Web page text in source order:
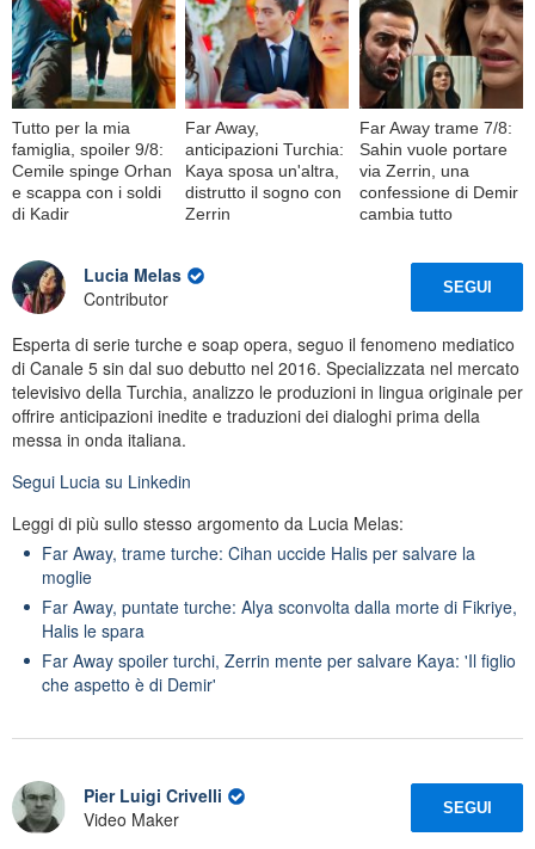
Tutto per la mia
famiglia, spoiler 9/8:
Cemile spinge Orhan
e scappa con i soldi
di Kadir
Far Away,
anticipazioni Turchia:
Kaya sposa un'altra,
distrutto il sogno con
Zerrin
Far Away trame 7/8:
Sahin vuole portare
via Zerrin, una
confessione di Demir
cambia tutto
Lucia Melas
Contributor
SEGUI
Esperta di serie turche e soap opera, seguo il fenomeno mediatico
di Canale 5 sin dal suo debutto nel 2016. Specializzata nel mercato
televisivo della Turchia, analizzo le produzioni in lingua originale per
offrire anticipazioni inedite e traduzioni dei dialoghi prima della
messa in onda italiana.
Segui Lucia su Linkedin
Leggi di più sullo stesso argomento da Lucia Melas:
Far Away, trame turche: Cihan uccide Halis per salvare la
moglie
Far Away, puntate turche: Alya sconvolta dalla morte di Fikriye,
Halis le spara
Far Away spoiler turchi, Zerrin mente per salvare Kaya: 'Il figlio
che aspetto è di Demir'
Pier Luigi Crivelli
Video Maker
SEGUI